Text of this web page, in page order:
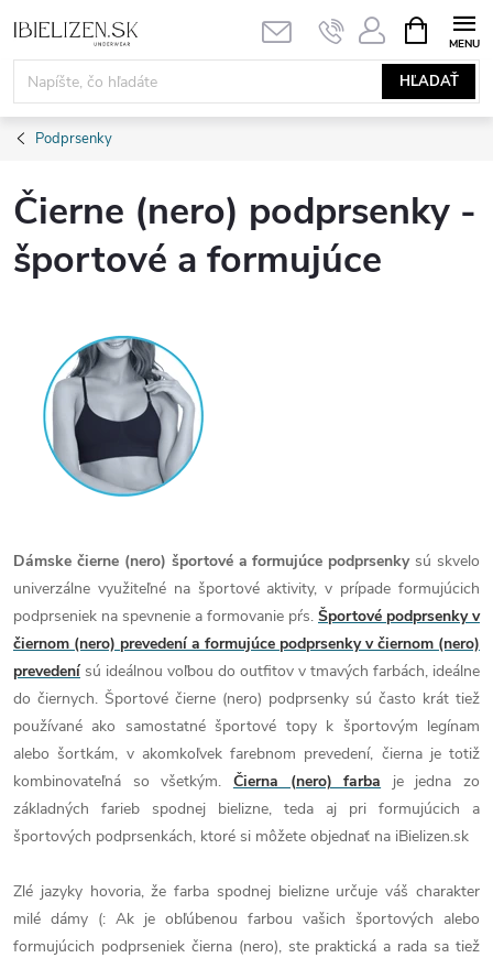
na
obsah
HĽADAŤ
KOŠÍK
Podprsenky
Čierne (nero) podprsenky -
športové a formujúce
Dámske čierne (nero) športové a formujúce podprsenkysú skvelo
univerzálne využiteľné na športové aktivity, v prípade formujúcich
podprseniek na spevnenie a formovanie pŕs. Športové podprsenky v
čiernom (nero) prevedení a formujúce podprsenky v čiernom (nero)
prevedení sú ideálnou voľbou do outfitov v tmavých farbách, ideálne
do čiernych. Športové čierne (nero) podprsenky sú často krát tiež
používané ako samostatné športové topy k športovým legínam
alebo šortkám, v akomkoľvek farebnom prevedení, čierna je totiž
kombinovateľná so všetkým. Čierna (nero) farba je jedna zo
základných farieb spodnej bielizne, teda aj pri formujúcich a
športových podprsenkách, ktoré si môžete objednať na iBielizen.sk
Zlé jazyky hovoria, že farba spodnej bielizne určuje váš charakter
milé dámy (: Ak je obľúbenou farbou vašich športových alebo
formujúcich podprseniek čierna (nero), ste praktická a rada sa tiež